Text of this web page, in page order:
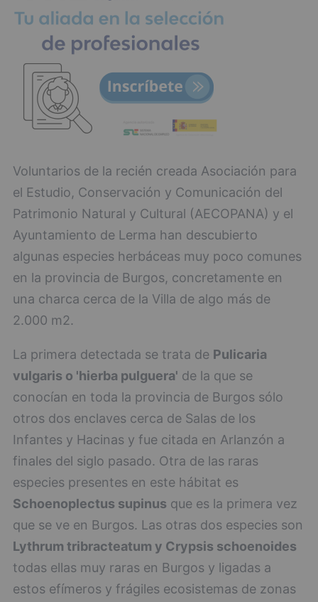
Voluntarios de la recién creada Asociación para
el Estudio, Conservación y Comunicación del
Patrimonio Natural y Cultural (AECOPANA) y el
Ayuntamiento de Lerma han descubierto
algunas especies herbáceas muy poco comunes
en la provincia de Burgos, concretamente en
una charca cerca de la Villa de algo más de
2.000 m2.
La primera detectada se trata de Pulicaria
vulgaris o 'hierba pulguera' de la que se
conocían en toda la provincia de Burgos sólo
otros dos enclaves cerca de Salas de los
Infantes y Hacinas y fue citada en Arlanzón a
finales del siglo pasado. Otra de las raras
especies presentes en este hábitat es
Schoenoplectus supinus que es la primera vez
que se ve en Burgos. Las otras dos especies son
Lythrum tribracteatum y Crypsis schoenoides
todas ellas muy raras en Burgos y ligadas a
estos efímeros y frágiles ecosistemas de zonas